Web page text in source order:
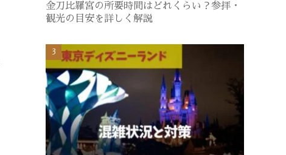
金刀比羅宮の所要時間はどれくらい？参拝・
観光の目安を詳しく解説